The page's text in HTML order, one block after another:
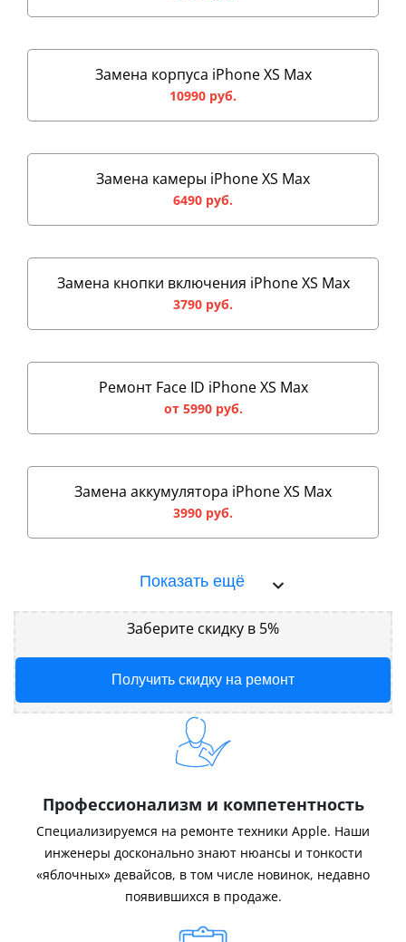
Замена корпуса iPhone XS Max
10990 руб.
Замена камеры iPhone XS Max
6490 руб.
Замена кнопки включения iPhone XS Max
3790 руб.
Ремонт Face ID iPhone XS Max
от 5990 руб.
Замена аккумулятора iPhone XS Max
3990 руб.
Показать ещё
Заберите скидку в 5%
Получить скидку на ремонт
Профессионализм и компетентность
Специализируемся на ремонте техники Apple. Наши
инженеры досконально знают нюансы и тонкости
«яблочных» девайсов, в том числе новинок, недавно
появившихся в продаже.